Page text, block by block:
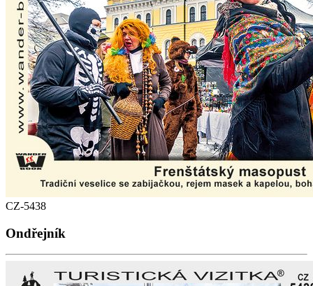
CZ-5438
Ondřejník